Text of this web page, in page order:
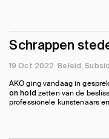
Schrappen
19 Oct 2022 Beleid
AKO ging vandaag in
on holdzetten van de
professionele kunstenaars